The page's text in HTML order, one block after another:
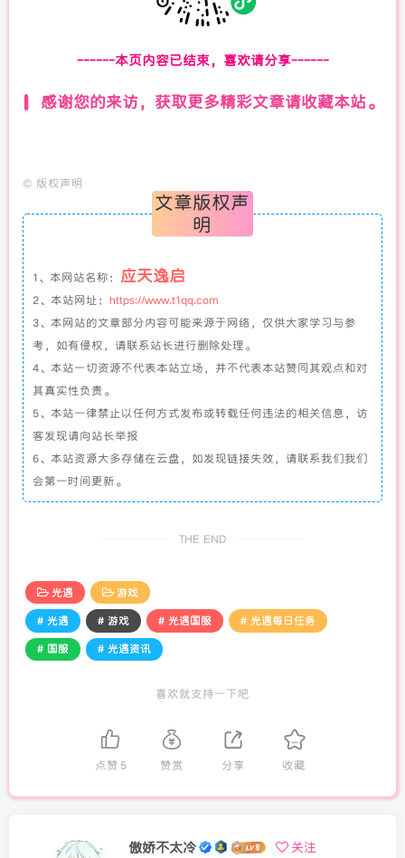
------本页内容已结束，喜欢请分享------
感谢您的来访，获取更多精彩文章请收藏本站。
© 版权声明
文章版权声
明
1、本网站名称： 应天逸启
2、本站网址： https://www.t1qq.com
3、本网站的文章部分内容可能来源于网络，仅供大家学习与参
考，如有侵权，请联系站长进行删除处理。
4、本站一切资源不代表本站立场，并不代表本站赞同其观点和对
其真实性负责。
5、本站一律禁止以任何方式发布或转载任何违法的相关信息，访
客发现请向站长举报
6、本站资源大多存储在云盘，如发现链接失效，请联系我们我们
会第一时间更新。
THE END
光遇 游戏
# 光遇 # 游戏 # 光遇国服 # 光遇每日任务
# 国服 # 光遇资讯
喜欢就支持一下吧
点赞 5 赞赏 分享 收藏
傲娇不太冷 关注